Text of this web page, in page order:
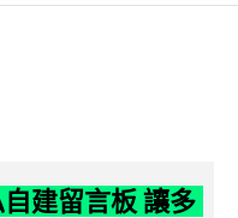
建留言板 讓多